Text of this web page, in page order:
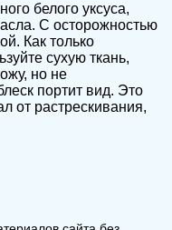
белого уксуса,
С осторожностью
Как только
сухую ткань,
но не
портит вид. Это
от растрескивания,